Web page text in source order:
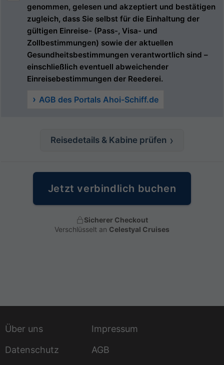
genommen, gelesen und akzeptiert und bestätigen
zugleich, dass Sie selbst für die Einhaltung der
gültigen Einreise- (Pass-, Visa- und
Zollbestimmungen) sowie der aktuellen
Gesundheitsbestimmungen verantwortlich sind –
einschließlich eventuell abweichender
Einreisebestimmungen der Reederei.
AGB des Portals Ahoi-Schiff.de
Reisedetails & Kabine prüfen
Jetzt verbindlich buchen
Sicherer Checkout
Verschlüsselt an Celestyal Cruises
Über uns
Impressum
Datenschutz
AGB